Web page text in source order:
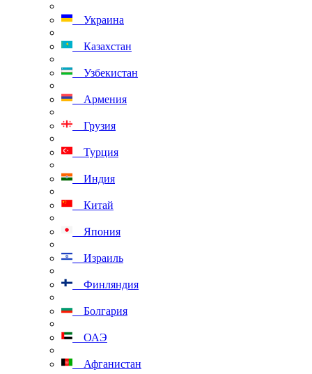
Украина
Казахстан
Узбекистан
Армения
Грузия
Турция
Индия
Китай
Япония
Израиль
Финляндия
Болгария
ОАЭ
Афганистан